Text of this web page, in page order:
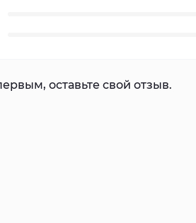
оставьте свой отзыв.